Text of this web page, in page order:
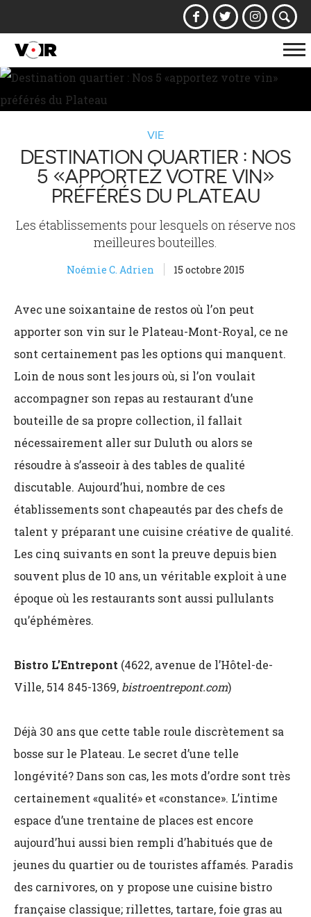
la
VIE
DESTINATION QUARTIER : NOS
5 «APPORTEZ VOTRE VIN»
PRÉFÉRÉS DU PLATEAU
Les établissements pour lesquels on réserve nos
meilleures bouteilles.
Noémie C. Adrien 15 octobre 2015
Avec une soixantaine de restos où l’on peut
apporter son vin sur le Plateau-Mont-Royal, ce ne
sont certainement pas les options qui manquent.
Loin de nous sont les jours où, si l’on voulait
accompagner son repas au restaurant d’une
bouteille de sa propre collection, il fallait
nécessairement aller sur Duluth ou alors se
résoudre à s’asseoir à des tables de qualité
discutable. Aujourd’hui, nombre de ces
établissements sont chapeautés par des chefs de
talent y préparant une cuisine créative de qualité.
Les cinq suivants en sont la preuve depuis bien
souvent plus de 10 ans, un véritable exploit à une
époque où les restaurants sont aussi pullulants
qu’éphémères.
Bistro L’Entrepont (4622, avenue de l’Hôtel-de-
Ville, 514 845-1369, bistroentrepont.com)
Déjà 30 ans que cette table roule discrètement sa
bosse sur le Plateau. Le secret d’une telle
longévité? Dans son cas, les mots d’ordre sont très
certainement «qualité» et «constance». L’intime
espace d’une trentaine de places est encore
aujourd’hui aussi bien rempli d’habitués que de
jeunes du quartier ou de touristes affamés. Paradis
des carnivores, on y propose une cuisine bistro
française classique; rillettes, tartare, foie gras au